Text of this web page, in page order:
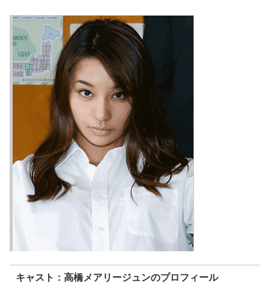
キャスト：高橋メアリージュンのプロフィール